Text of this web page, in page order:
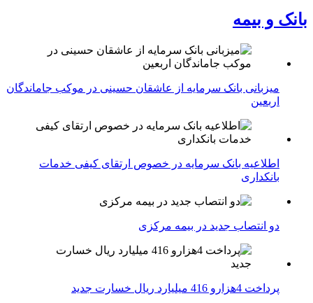
بانک و بیمه
میزبانی بانک سرمایه از عاشقان حسینی در موکب جاماندگان
اربعین
اطلاعیه بانک سرمایه در خصوص ارتقای کیفی خدمات
بانکداری
دو انتصاب جدید در بیمه مركزی
پرداخت 4هزارو 416 میلیارد ریال خسارت جدید